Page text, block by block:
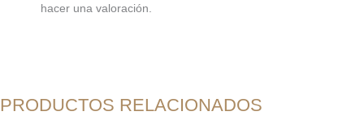
hacer una valoración.
PRODUCTOS RELACIONADOS